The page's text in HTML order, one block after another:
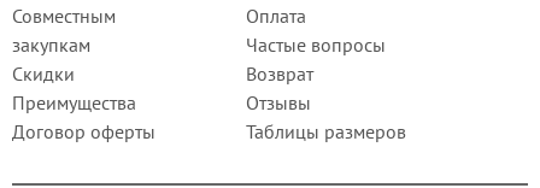
Совместным
закупкам
Скидки
Преимущества
Договор оферты
Оплата
Частые вопросы
Возврат
Отзывы
Таблицы размеров